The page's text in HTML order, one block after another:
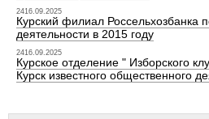
2416.09.2025
Курский филиал Россельхозбанка
деятельности в 2015 году
2416.09.2025
Курское отделение " Изборского
Курск известного общественного